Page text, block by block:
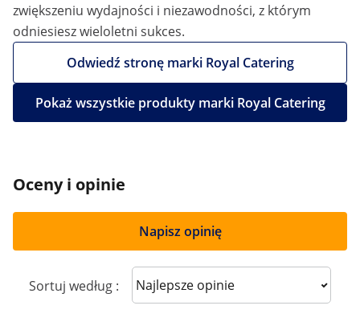
zwiększeniu wydajności i niezawodności, z którym
odniesiesz wieloletni sukces.
Odwiedź stronę marki Royal Catering
Pokaż wszystkie produkty marki Royal Catering
Oceny i opinie
Napisz opinię
Sortuj według : Sort reviews